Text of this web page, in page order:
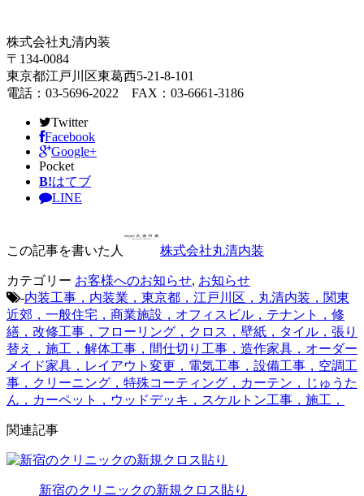
株式会社丸清内装
〒134-0084
東京都江戸川区東葛西5-21-8-101
電話：03-5696-2022 FAX：03-6661-3186
Twitter
Facebook
Google+
Pocket
B!はてブ
LINE
この記事を書いた人 株式会社丸清内装
カテゴリー お客様へのお知らせ, お知らせ
-内装工事，内装業，東京都，江戸川区，丸清内装，関東
近郊，一般住宅，商業施設，オフィスビル，テナント，修
繕，改修工事，フローリング，クロス，壁紙，タイル，張り
替え，施工，解体工事，間仕切り工事，造作家具，オーダー
メイド家具，レイアウト変更，電気工事，設備工事，空調工
事，クリーニング，特殊コーティング，カーテン，じゅうた
ん，カーペット，ウッドデッキ，スケルトン工事，施工，
関連記事
新宿のクリニックの新規クロス貼り